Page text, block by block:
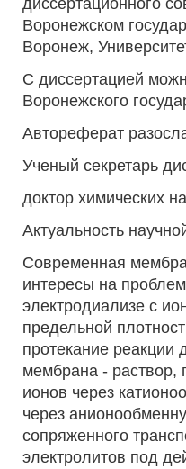
диссертационного
Воронежском
Воронеж,
С диссертацией
Воронежского
Автореферат
Ученый секретарь
доктор химических
Актуальность
Современная
интересы на
электродиализе с
предельной
протекание
мембрана - раствор,
ионов через
через
сопряженного
электролитов под